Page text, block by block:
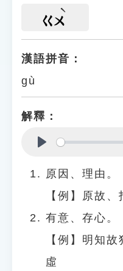
ㄍㄨ
漢語拼音：
gù
解釋：
原因、理由。
【例】原故
有意、存心。
【例】明知
虛